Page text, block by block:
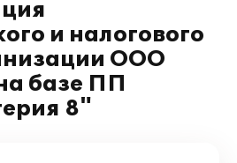
и налогового
ООО
базе ПП
8"